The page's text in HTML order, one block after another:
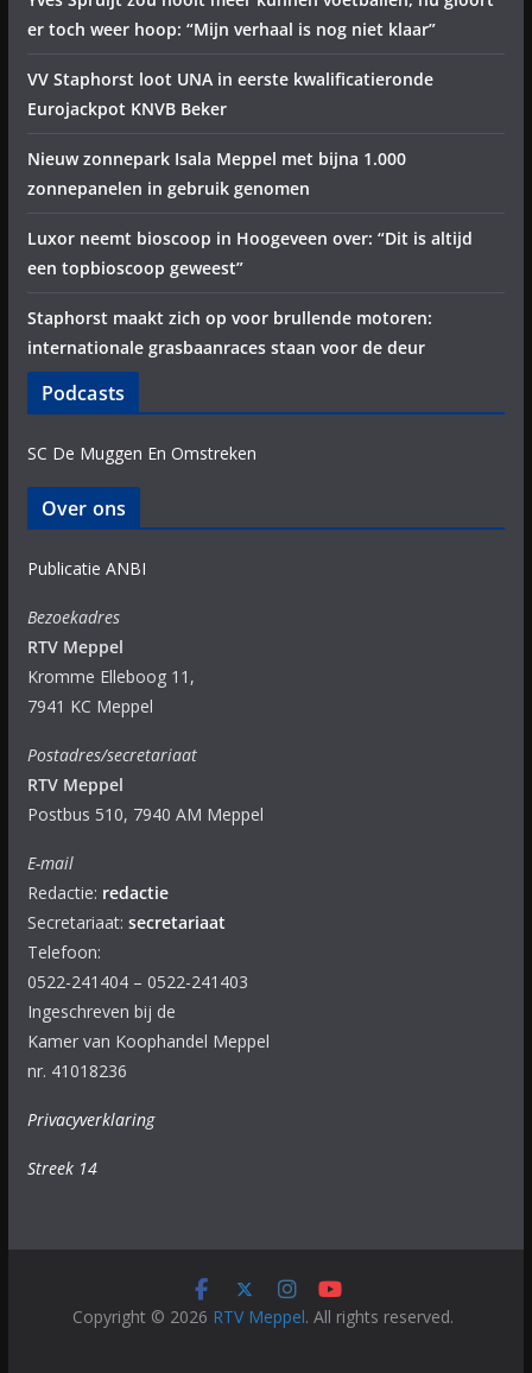
er toch weer hoop: “Mijn verhaal is nog niet klaar”
VV Staphorst loot UNA in eerste kwalificatieronde
Eurojackpot KNVB Beker
Nieuw zonnepark Isala Meppel met bijna 1.000
zonnepanelen in gebruik genomen
Luxor neemt bioscoop in Hoogeveen over: “Dit is altijd
een topbioscoop geweest”
Staphorst maakt zich op voor brullende motoren:
internationale grasbaanraces staan voor de deur
Podcasts
SC De Muggen En Omstreken
Over ons
Publicatie ANBI
Bezoekadres
RTV Meppel
Kromme Elleboog 11,
7941 KC Meppel
Postadres/secretariaat
RTV Meppel
Postbus 510, 7940 AM Meppel
E-mail
Redactie: redactie
Secretariaat: secretariaat
Telefoon:
0522-241404 – 0522-241403
Ingeschreven bij de
Kamer van Koophandel Meppel
nr. 41018236
Privacyverklaring
Streek 14
Copyright © 2026 RTV Meppel. All rights reserved.